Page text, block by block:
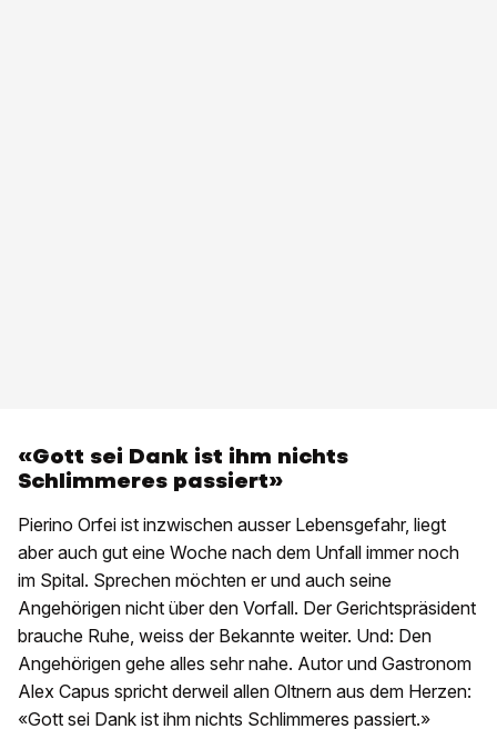
«Gott sei Dank ist ihm nichts
Schlimmeres passiert»
Pierino Orfei ist inzwischen ausser Lebensgefahr, liegt
aber auch gut eine Woche nach dem Unfall immer noch
im Spital. Sprechen möchten er und auch seine
Angehörigen nicht über den Vorfall. Der Gerichtspräsident
brauche Ruhe, weiss der Bekannte weiter. Und: Den
Angehörigen gehe alles sehr nahe. Autor und Gastronom
Alex Capus spricht derweil allen Oltnern aus dem Herzen:
«Gott sei Dank ist ihm nichts Schlimmeres passiert.»